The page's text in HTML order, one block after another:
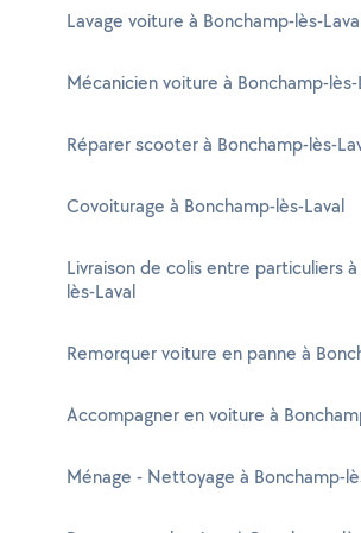
Lavage voiture à Bonchamp-lès-
Mécanicien voiture à Bonchamp-lès-
Réparer scooter à Bonchamp-lès-
Covoiturage à Bonchamp-lès-Laval
Livraison de colis entre particuliers
lès-Laval
Remorquer voiture en panne à
Accompagner en voiture à
Ménage - Nettoyage à Bonchamp-